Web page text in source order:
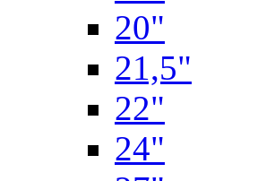
20"
21,5"
22"
24"